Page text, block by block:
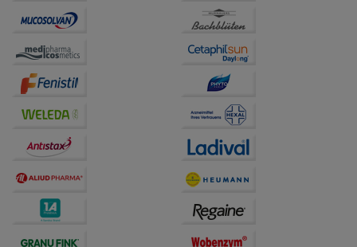
unserer Website sammeln, mit deren Hilfe wir unsere
Website weiter für Sie optimieren können, den Inhalt
Drittseiten möglichst relevant für Sie zu gestalten.
Bitte beachten Sie, dass Daten hierfür teilweise an
Dritte wie z.B. Google oder soziale Medien
übertragen werden.